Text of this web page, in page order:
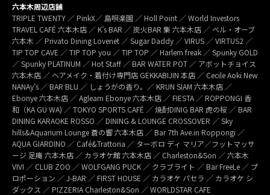
六本木周辺店舗
TRIPLE TWENTY ／ PinkX／ 島唄楽園 ／ Holl Point ／ World Investors
TRAVEL CAFÉ 六本木店 ／ K’s BAR ／ 炭火BAR 集 六本木店 ／ ベル・オーブ
六本木 ／ Privato Dining Lovenet ／ Sugar Daddy ／ VIRUS ／ VIRTUS2 ／
TIP TOP CAVE ／ TIP TOP you ／ TIP TOP ／ Harlem freak ／ Spunky GOLD
／ Spunky PLATINUM ／ Hot Staff ／ BAR WATER POT ／ アボットチョイス
六本木店 ／ ヘアメイク・着付け専門店 GEKKABIJIN 本店 ／ Cecile Aoki New
NANAy’s ／ BAR BLU ／ しょうがの香り。／ KRUN SIAM 六本木店 ／
Ebonye 六本木店 ／ Agleam Ebonye 六本木店 ／ FIESTA ／ ROPPONGI 香
和（KA GU WA) ／ TOKYO SPORTS CAFÉ ／ 焼酎DINIG BAR 虎の桜 ／ BAR
DINING KARAOKE ROSSO ／ DINING & LOUNGE CROSSOVER ／ Sky
hills&Aquarium Lounge 蒼の響 六本木店 ／ Bar 7th Ave.in Roppongi ／
AQUA GIARDINO ／ Café&Trattoria ／ ターボロ ディ マリア／フットマッサ
ージ 足庵 六本木店 ／ カラオケ館 六本木店 ／ Charleston&Son ／ 六本木
VIVI ／ CLUB ZOO ／ WOLFGANG PUCK ／ クラブライト ／ Bar FreeLe ／ プ
ロポーション ／ J-BAR ／ FIRST HOUSE ／ カラオケ パセラ ／ カラオケ シ
ダックス ／ PIZZERIA Charleston&Son ／ WORLDSTAR CAFE